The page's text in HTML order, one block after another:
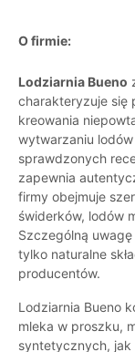
O firmie:
Lodziarnia Bueno
charakteryzuje się
kreowania
wytwarzaniu
sprawdzonych
zapewnia
firmy obejmuje
świderków, lodów
Szczególną
tylko naturalne
producentów.
Lodziarnia Bueno
mleka w proszku,
syntetycznych,